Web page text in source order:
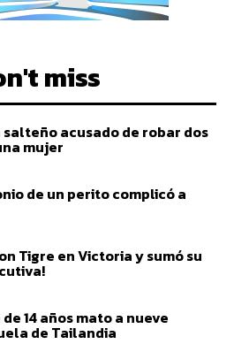
miss
acusado de robar dos
mujer
de un perito complicó a
Tigre en Victoria y sumó su
14 años mato a nueve
de Tailandia